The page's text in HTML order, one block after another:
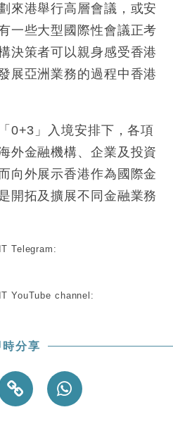
8月中招股 估值料降至400億美
來港舉行高層會議，或安
一些大型國際性會議正考
決策者可以親身感受香港
展亞洲業務的過程中香港
0+3」入境安排下，各項
外金融機構、企業及投資
向外展示香港作為國際金
開拓及擴展不同金融業務
Telegram:
YouTube channel:
時分享